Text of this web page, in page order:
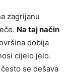
zagrijanu
Na taj način
dobija
cijelo jelo.
se dešava